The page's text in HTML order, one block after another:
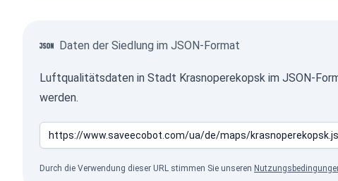
Daten der Siedlung im JSON-Format
Luftqualitätsdaten in Stadt Krasnoperekopsk im JSON-
werden.
Durch die Verwendung dieser URL stimmen Sie unseren